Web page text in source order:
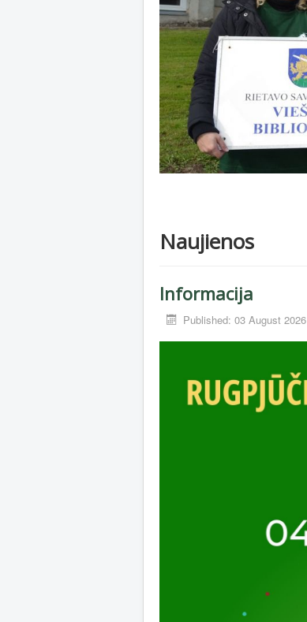
Naujienos
Informacija
Published: 03 August 2026